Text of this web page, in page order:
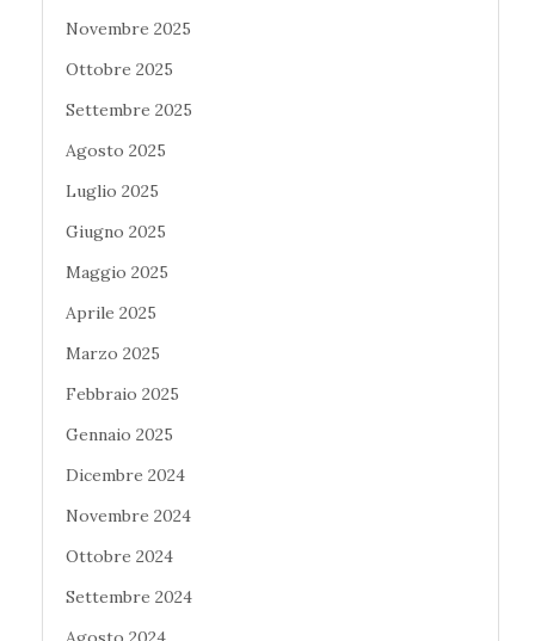
Novembre 2025
Ottobre 2025
Settembre 2025
Agosto 2025
Luglio 2025
Giugno 2025
Maggio 2025
Aprile 2025
Marzo 2025
Febbraio 2025
Gennaio 2025
Dicembre 2024
Novembre 2024
Ottobre 2024
Settembre 2024